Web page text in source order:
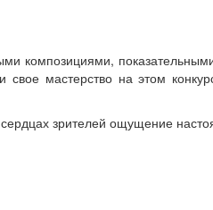
композициями,
мастерство на этом
зрителей ощущение